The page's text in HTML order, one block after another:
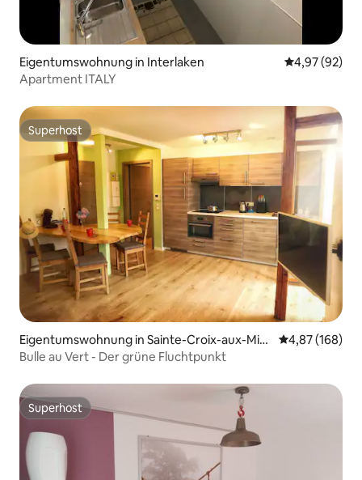
Eigentumswohnung in Interlaken
4,97 (92)
Apartment ITALY
Superhost
Superhost
Eigentumswohnung in Sainte-Croix-aux-Min
es
4,87 (168)
Bulle au Vert - Der grüne Fluchtpunkt
Superhost
Superhost